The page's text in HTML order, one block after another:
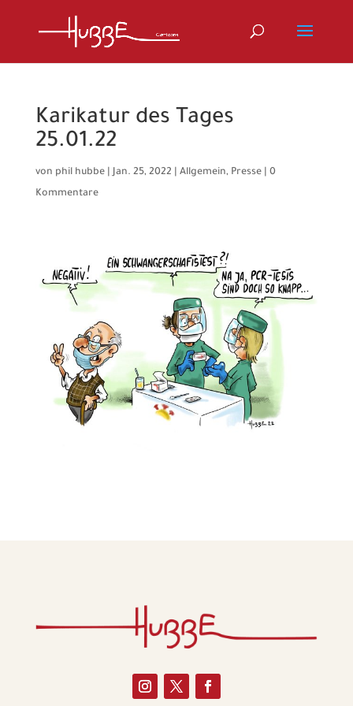
Karikatur des Tages
25.01.22
von phil hubbe|Jan. 25, 2022 Allgemein, Presse| 0
Kommentare